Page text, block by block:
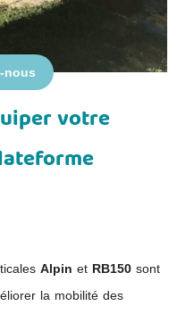
nous
votre
Alpin et RB150 sont
la mobilité des